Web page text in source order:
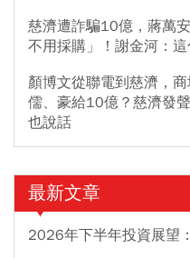
慈濟遭詐騙10億，蔣萬
不用採購」！謝金河：
顏博文從聯電到慈濟，
儒、豪給10億？慈濟發
也說話
最新文章
2026年下半年投資展望